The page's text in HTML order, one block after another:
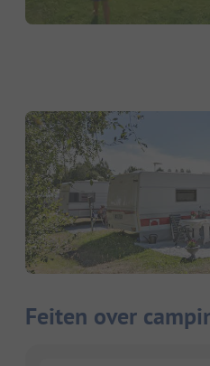
Feiten over